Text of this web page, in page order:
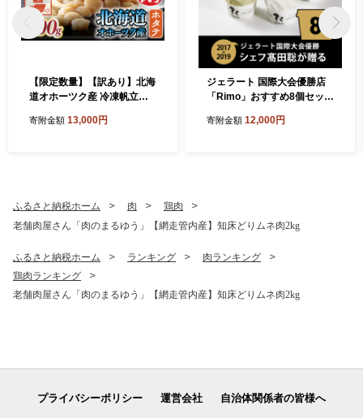
【限定数量】【訳あり】北海
道オホーツク産 冷凍帆立貝
玉） 800g（400g×2） ABR
寄附金額 13,000円
ジェラート 国際大会優勝店
「Rimo」おすすめ8個セット
寄附金額 12,000円
ふるさと納税ホーム 肉
鶏肉
老舗肉屋さん「肉のまるゆう」【網走管内産】知床どりムネ肉2kg
ふるさと納税ホーム ランキング
肉ランキング
鶏肉ランキング
老舗肉屋さん「肉のまるゆう」【網走管内産】知床どりムネ肉2kg
プライバシーポリシー 運営会社 自治体関係者の皆様へ